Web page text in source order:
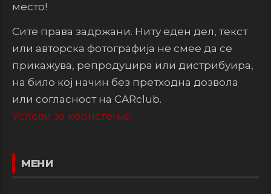
место!
Сите права задржани. Ниту еден дел, текст
или авторска фотографија не смее да се
прикажува, репродуцира или дистрибуира,
на било кој начин без претходна дозвола
или согласност на CARclub.
Услови за користење.
МЕНИ